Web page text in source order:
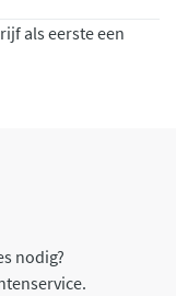
als eerste een
nodig?